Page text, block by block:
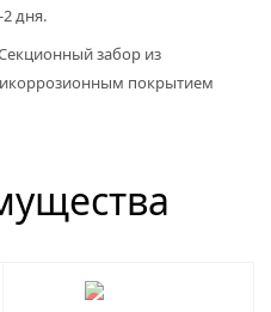
дня.
забор из
покрытием